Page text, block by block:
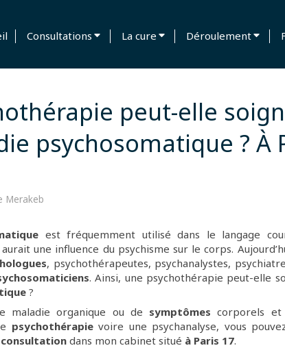
Consultations La cure Déroulement
peut-elle
psychosomatique ? À
Merakeb
est fréquemment utilisé dans le langage
une influence du psychisme sur le corps.
, psychothérapeutes, psychanalystes,
. Ainsi, une psychothérapie peut-elle
?
maladie organique ou de symptômes corporels et
psychothérapievoire une psychanalyse, vous
consultation dans mon cabinet situé à Paris 17.